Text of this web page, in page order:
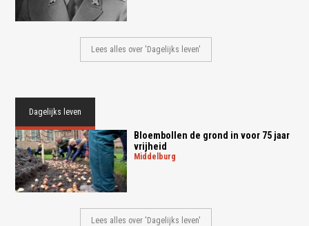
Lees alles over 'Dagelijks leven'
Dagelijks leven
Bloembollen de grond in voor 75 jaar
vrijheid
middelburg
Lees alles over 'Dagelijks leven'